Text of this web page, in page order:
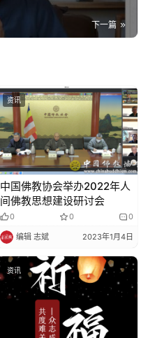
下一篇
资讯
中国佛教协会举办2022年人
间佛教思想建设研讨会
0 0 0
编辑 志斌 2023年1月4日
资讯